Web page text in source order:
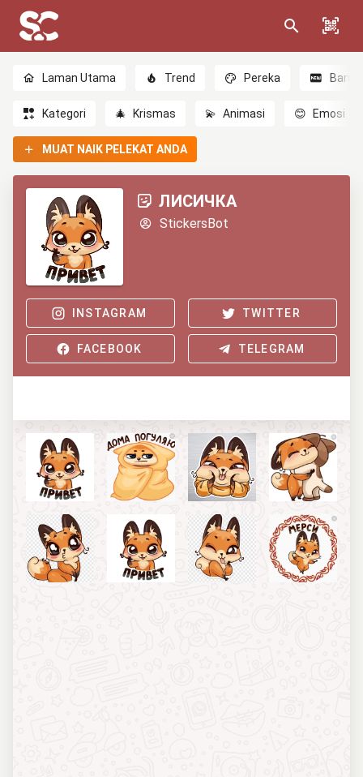
Laman Utama Trend Pereka Baru
Kategori 🎄 Krismas 💫 Animasi 😊 Emosi
MUAT NAIK PELEKAT ANDA
ЛИСИЧКА
StickersBot
INSTAGRAM TWITTER
FACEBOOK TELEGRAM